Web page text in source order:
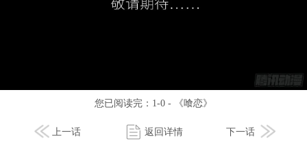
您已阅读完： 1-0 - 《喰恋》
上一话 返回详情 下一话